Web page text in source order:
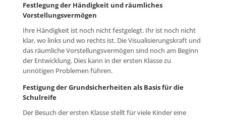
Festlegung der Händigkeit und räumliches
Vorstellungsvermögen
Ihre Händigkeit ist noch nicht festgelegt. Ihr ist noch nicht
klar, wo links und wo rechts ist. Die Visualisierungskraft und
das räumliche Vorstellungsvermögen sind noch am Beginn
der Entwicklung. Dies kann in der ersten Klasse zu
unnötigen Problemen führen.
Festigung der Grundsicherheiten als Basis für die
Schulreife
Der Besuch der ersten Klasse stellt für viele Kinder eine